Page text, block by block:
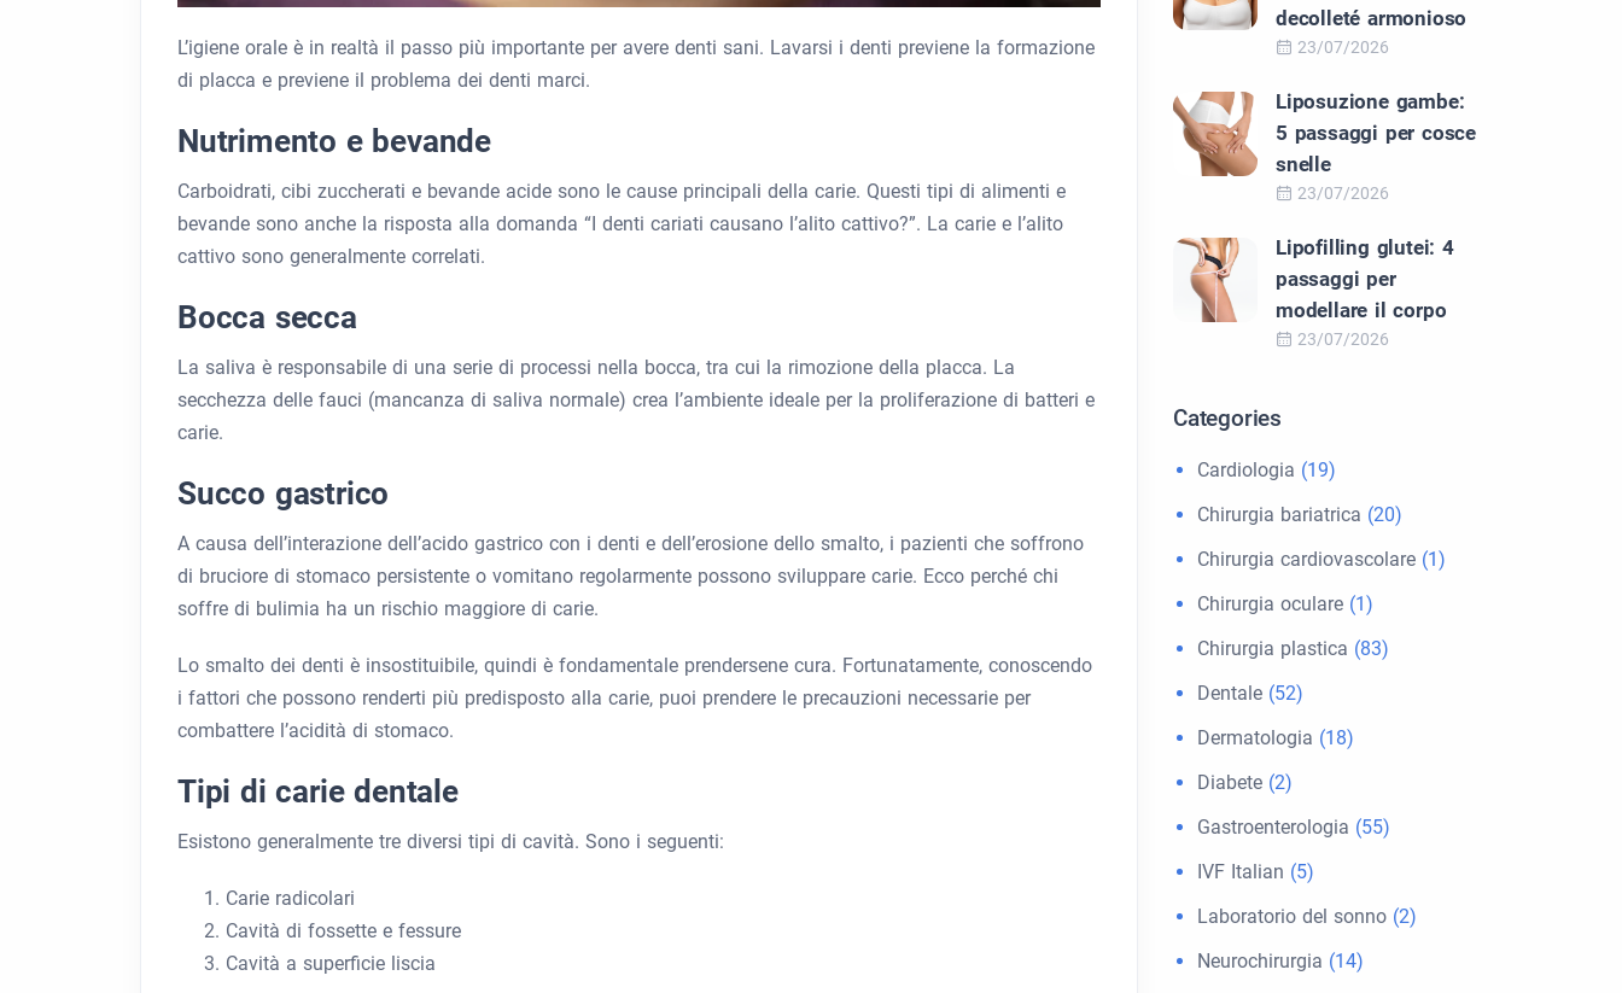
L’igiene orale è in realtà il passo più importante per avere denti sani. Lavarsi i denti previene la formazione
di placca e previene il problema dei denti marci.
Nutrimento e bevande
Carboidrati, cibi zuccherati e bevande acide sono le cause principali della carie. Questi tipi di alimenti e
bevande sono anche la risposta alla domanda “I denti cariati causano l’alito cattivo?”. La carie e l’alito
cattivo sono generalmente correlati.
Bocca secca
La saliva è responsabile di una serie di processi nella bocca, tra cui la rimozione della placca. La
secchezza delle fauci (mancanza di saliva normale) crea l’ambiente ideale per la proliferazione di batteri e
carie.
Succo gastrico
A causa dell’interazione dell’acido gastrico con i denti e dell’erosione dello smalto, i pazienti che soffrono
di bruciore di stomaco persistente o vomitano regolarmente possono sviluppare carie. Ecco perché chi
soffre di bulimia ha un rischio maggiore di carie.
Lo smalto dei denti è insostituibile, quindi è fondamentale prendersene cura. Fortunatamente, conoscendo
i fattori che possono renderti più predisposto alla carie, puoi prendere le precauzioni necessarie per
combattere l’acidità di stomaco.
Tipi di carie dentale
Esistono generalmente tre diversi tipi di cavità. Sono i seguenti:
Carie radicolari
Cavità di fossette e fessure
Cavità a superficie liscia
decolleté armonioso
23/07/2026
Liposuzione gambe:
5 passaggi per cosce
snelle
23/07/2026
Lipofilling glutei: 4
passaggi per
modellare il corpo
23/07/2026
Categories
Cardiologia (19)
Chirurgia bariatrica (20)
Chirurgia cardiovascolare (1)
Chirurgia oculare (1)
Chirurgia plastica (83)
Dentale (52)
Dermatologia (18)
Diabete (2)
Gastroenterologia (55)
IVF Italian (5)
Laboratorio del sonno (2)
Neurochirurgia (14)